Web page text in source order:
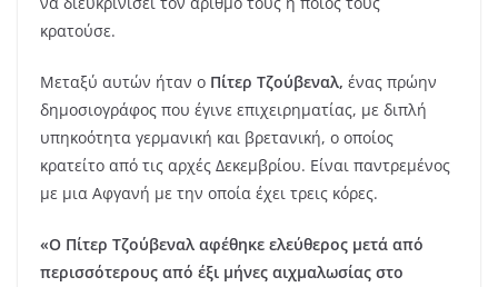
κρατούσε.
Μεταξύ αυτών ήταν ο Πίτερ Τζούβεναλ, ένας πρώην
δημοσιογράφος που έγινε επιχειρηματίας, με διπλή
υπηκοότητα γερμανική και βρετανική, ο οποίος
κρατείτο από τις αρχές Δεκεμβρίου. Είναι παντρεμένος
με μια Αφγανή με την οποία έχει τρεις κόρες.
«Ο Πίτερ Τζούβεναλ αφέθηκε ελεύθερος μετά από
περισσότερους από έξι μήνες αιχμαλωσίας στο